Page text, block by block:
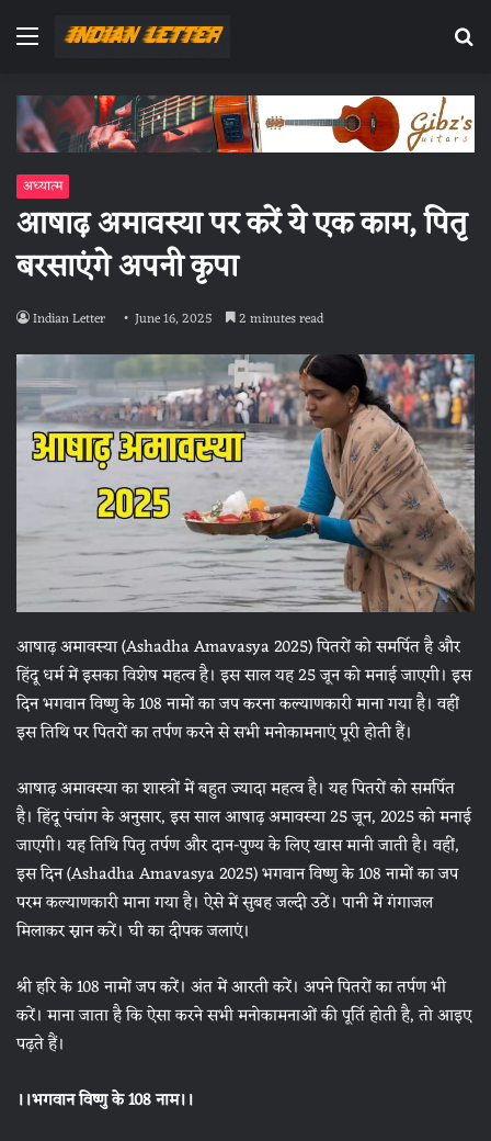
Menu
अध्यात्म
आषाढ़ अमावस्या पर करें ये एक काम, पितृ
बरसाएंगे अपनी कृपा
Indian Letter June 16, 2025 2 minutes read
आषाढ़ अमावस्या (Ashadha Amavasya 2025) पितरों को समर्पित है और
हिंदू धर्म में इसका विशेष महत्व है। इस साल यह 25 जून को मनाई जाएगी। इस
दिन भगवान विष्णु के 108 नामों का जप करना कल्याणकारी माना गया है। वहीं
इस तिथि पर पितरों का तर्पण करने से सभी मनोकामनाएं पूरी होती हैं।
आषाढ़ अमावस्या का शास्त्रों में बहुत ज्यादा महत्व है। यह पितरों को समर्पित
है। हिंदू पंचांग के अनुसार, इस साल आषाढ़ अमावस्या 25 जून, 2025 को मनाई
जाएगी। यह तिथि पितृ तर्पण और दान-पुण्य के लिए खास मानी जाती है। वहीं,
इस दिन (Ashadha Amavasya 2025) भगवान विष्णु के 108 नामों का जप
परम कल्याणकारी माना गया है। ऐसे में सुबह जल्दी उठें। पानी में गंगाजल
मिलाकर स्नान करें। घी का दीपक जलाएं।
श्री हरि के 108 नामों जप करें। अंत में आरती करें। अपने पितरों का तर्पण भी
करें। माना जाता है कि ऐसा करने सभी मनोकामनाओं की पूर्ति होती है, तो आइए
पढ़ते हैं।
।।भगवान विष्णु के 108 नाम।।